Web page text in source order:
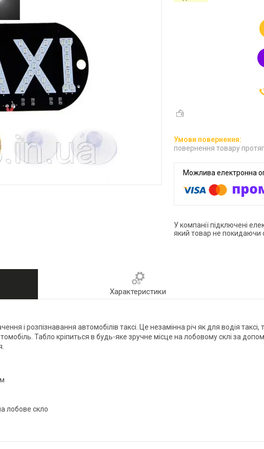
повернення товару
У компанії підключені
який товар не покидаючи
Характеристики
і розпізнавання автомобілів таксі. Це незамінна річ як для водія таксі,
Табло кріпиться в будь-яке зручне місце на лобовому склі за
лобове скло